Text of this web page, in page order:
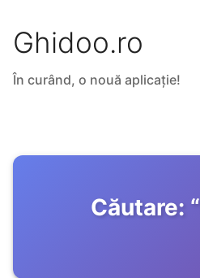
Ghidoo.ro
În curând, o nouă aplicație!
Căutare: “